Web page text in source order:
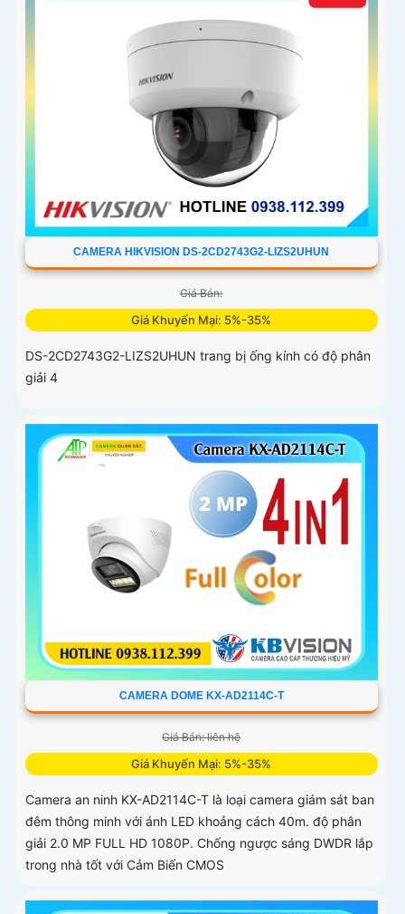
CAMERA HIKVISION DS-2CD2743G2-LIZS2UHUN
Giá Bán:
Giá Khuyến Mại: 5%-35%
DS-2CD2743G2-LIZS2UHUN trang bị ống kính có độ phân
giải 4
CAMERA DOME KX-AD2114C-T
Giá Bán: liên hệ
Giá Khuyến Mại: 5%-35%
Camera an ninh KX-AD2114C-T là loại camera giám sát ban
đêm thông minh với ánh LED khoảng cách 40m. độ phân
giải 2.0 MP FULL HD 1080P. Chống ngược sáng DWDR lắp
trong nhà tốt với Cảm Biến CMOS